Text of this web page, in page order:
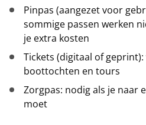
Pinpas (aangezet voor
sommige passen werken
je extra kosten
Tickets (digitaal of
boottochten en tours
Zorgpas: nodig als je naar
moet